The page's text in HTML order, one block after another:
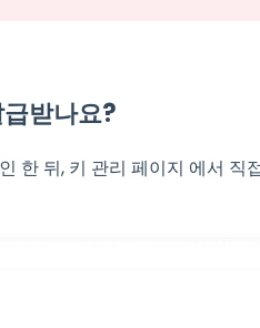
받나요?
한 뒤, 키 관리 페이지 에서 직